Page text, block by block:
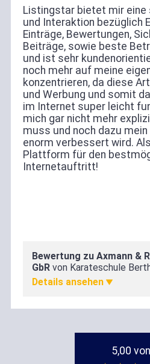
Listingstar bietet mir eine
und Interaktion bezüglich
Einträge, Bewertungen,
Beiträge, sowie beste
und ist sehr
noch mehr auf meine
konzentrieren, da diese
und Werbung und somit
im Internet super leicht
mich gar nicht mehr
muss und noch dazu mein
enorm verbessert wird.
Plattform für den
Internetauftritt!
Zufriedenheit
Bewertung zu Axmann &
GbRvon Karateschule
5,00